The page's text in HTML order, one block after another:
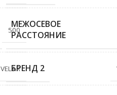
500
VELAR
МЕЖОСЕВОЕ
РАССТОЯНИЕ
БРЕНД 2